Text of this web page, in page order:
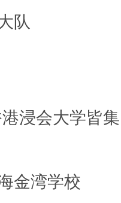
队
浸会大学皆
金湾学校